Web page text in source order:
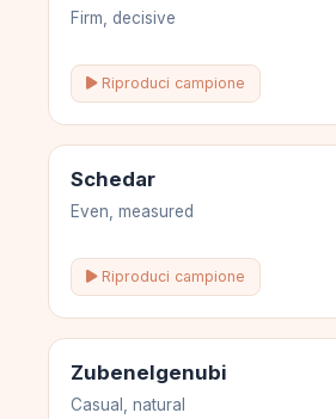
Firm, decisive
Riproduci campione
Schedar
Even, measured
Riproduci campione
Zubenelgenubi
Casual, natural